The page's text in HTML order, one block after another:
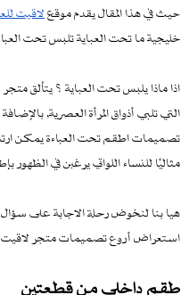
حيث في هذا المقال يقدم موقعلاقيت
خليجية ما تحت العباية تلبس تحت
اذا ماذا يلبس تحت العباية ؟ يتألق
التي تلبي أذواق المرأة العصرية,
تصميمات اطقم تحت العباءة يمكن
مثاليًا للنساء اللواتي يرغبن في الظهور
هيا بنا لنخوض رحلة الاجابة على
استعراض أروع تصميمات متجر لاقيت
طقم داخلي من قطعتين